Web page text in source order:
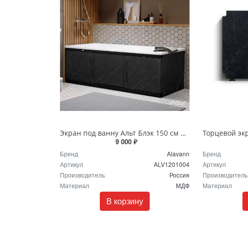
Экран под ванну Альт Блэк 150 см черный мрамор ALV1201004
9 000 ₽
Бренд
Alavann
Артикул
ALV1201004
Производитель
Россия
Материал
МДФ
В корзину
Бренд
Артикул
Производитель
Материал